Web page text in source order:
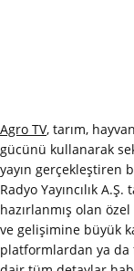
Agro TV, tarım,
gücünü kullanarak
yayın gerçekleştiren
Radyo Yayıncılık
hazırlanmış olan
ve gelişimine büyük
platformlardan ya da